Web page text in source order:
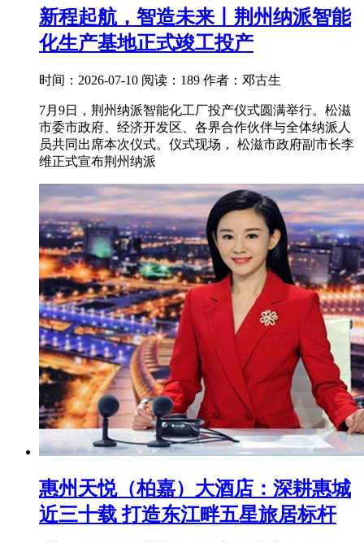
新程起航，智造未来丨荆州纳派智能
化生产基地正式竣工投产
时间：2026-07-10 阅读：189 作者：邓古生
7月9日，荆州纳派智能化工厂投产仪式圆满举行。松滋
市委市政府、经济开发区、各界合作伙伴与全体纳派人
员共同出席本次仪式。仪式现场， 松滋市政府副市长李
维正式宣布荆州纳派
惠州天悦（柏嘉）大酒店：深耕惠城
近三十载 打造东江畔五星旅居标杆